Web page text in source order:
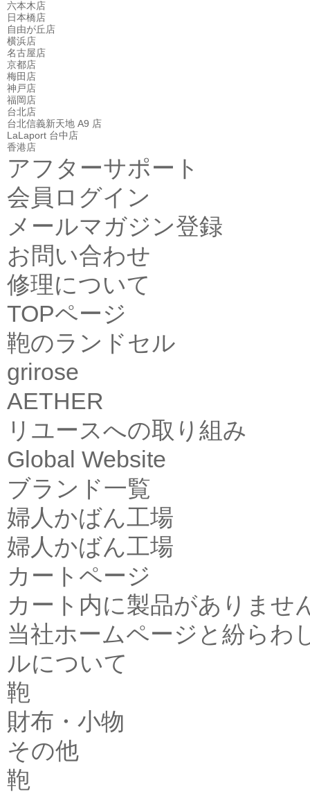
六本木店
日本橋店
自由が丘店
横浜店
名古屋店
京都店
梅田店
神戸店
福岡店
台北店
台北信義新天地 A9 店
LaLaport 台中店
香港店
アフターサポート
会員ログイン
メールマガジン登録
お問い合わせ
修理について
TOPページ
鞄のランドセル
grirose
AETHER
リユースへの取り組み
Global Website
ブランド一覧
婦人かばん工場
婦人かばん工場
カートページ
カート内に製品がありませ
当社ホームページと紛らわ
ルについて
鞄
財布・小物
その他
鞄